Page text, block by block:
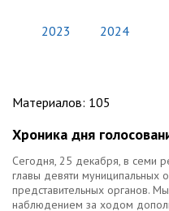
2023 2024
Материалов: 105
Хроника дня
Сегодня, 25 декабря, в семи
главы девяти муниципальных
представительных органов.
наблюдением за ходом